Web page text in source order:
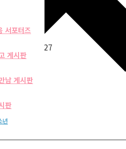
서포터즈
게시판
남 게시판
판
자음과모음
2008-02-27
11,000원
년